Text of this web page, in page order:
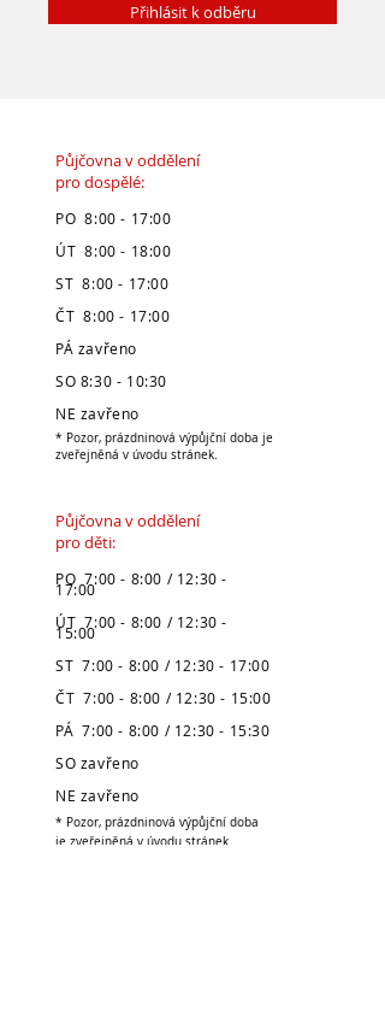
Přihlásit k odběru
Půjčovna v oddělení
pro dospělé:
PO 8:00 - 17:00
ÚT 8:00 - 18:00
ST 8:00 - 17:00
ČT 8:00 - 17:00
PÁ zavřeno
SO 8:30 - 10:30
NE zavřeno
* Pozor, prázdninová výpůjční doba je
zveřejněná v úvodu stránek.
Půjčovna v oddělení
pro děti:
PO 7:00 - 8:00 / 12:30 -
17:00
ÚT 7:00 - 8:00 / 12:30 -
15:00
ST 7:00 - 8:00 / 12:30 - 17:00
ČT 7:00 - 8:00 / 12:30 - 15:00
PÁ 7:00 - 8:00 / 12:30 - 15:30
SO zavřeno
NE zavřeno
* Pozor, prázdninová výpůjční doba
je zveřejněná v úvodu stránek.